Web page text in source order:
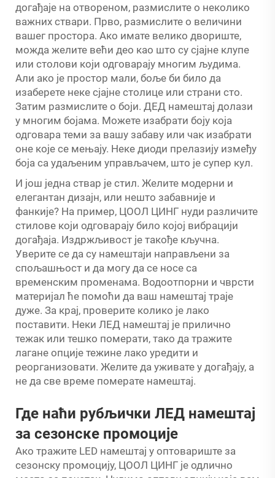
догађаје на отвореном, размислите о неколико
важних ствари. Прво, размислите о величини
вашег простора. Ако имате велико двориште,
можда желите већи део као што су сјајне клупе
или столови који одговарају многим људима.
Али ако је простор мали, боље би било да
изаберете неке сјајне столице или страни сто.
Затим размислите о боји. ДЕД намештај долази
у многим бојама. Можете изабрати боју која
одговара теми за вашу забаву или чак изабрати
оне које се мењају. Неке диоди прелазију између
боја са удаљеним управљачем, што је супер кул.
И још једна ствар је стил. Желите модерни и
елегантан дизајн, или нешто забавније и
фанкије? На пример, ЦООЛ ЦИНГ нуди различите
стилове који одговарају било којој вибрацији
догађаја. Издржљивост је такође кључна.
Уверите се да су намештаји направљени за
спољашњост и да могу да се носе са
временским променама. Водоотпорни и чврсти
материјал ће помоћи да ваш намештај траје
дуже. За крај, проверите колико је лако
поставити. Неки ЛЕД намештај је прилично
тежак или тешко померати, тако да тражите
лагане опције тежине лако уредити и
реорганизовати. Желите да уживате у догађају, а
не да све време померате намештај.
Где наћи рубљички ЛЕД намештај
за сезонске промоције
Ако тражите LED намештај у оптовариште за
сезонску промоцију, ЦООЛ ЦИНГ је одлично